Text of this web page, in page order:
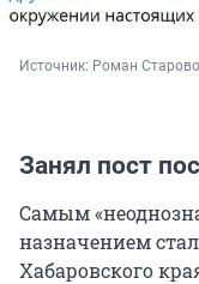
Источник: Роман
Занял пост
Самым
назначением
Хабаровского